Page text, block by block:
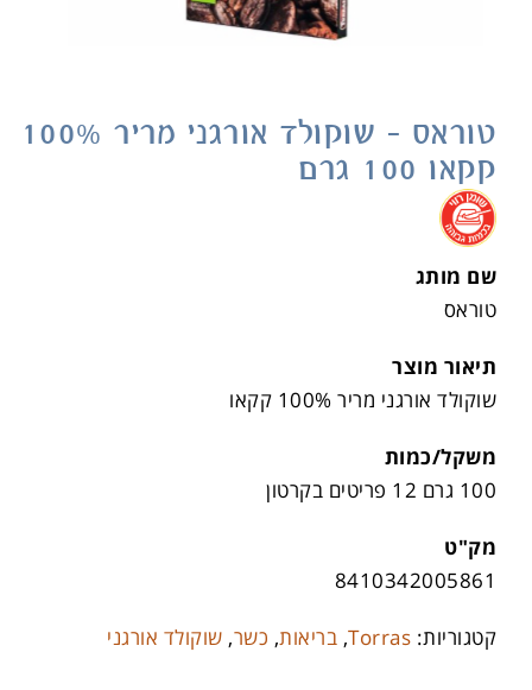
טוראס – שוקולד אורגני מריר 100%
קקאו 100 גרם
.
שם מותג
טוראס
תיאור מוצר
שוקולד אורגני מריר 100% קקאו
משקל/כמות
100 גרם 12 פריטים בקרטון
מק"ט
8410342005861
קטגוריות: Torras
, בריאות, כשר, שוקולד אורגני